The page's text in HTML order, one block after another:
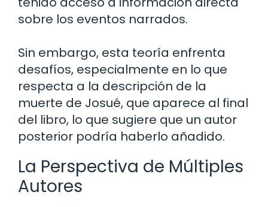
sobre los eventos narrados.
Sin embargo, esta teoría enfrenta
desafíos, especialmente en lo que
respecta a la descripción de la
muerte de Josué, que aparece al final
del libro, lo que sugiere que un autor
posterior podría haberlo añadido.
La Perspectiva de Múltiples
Autores